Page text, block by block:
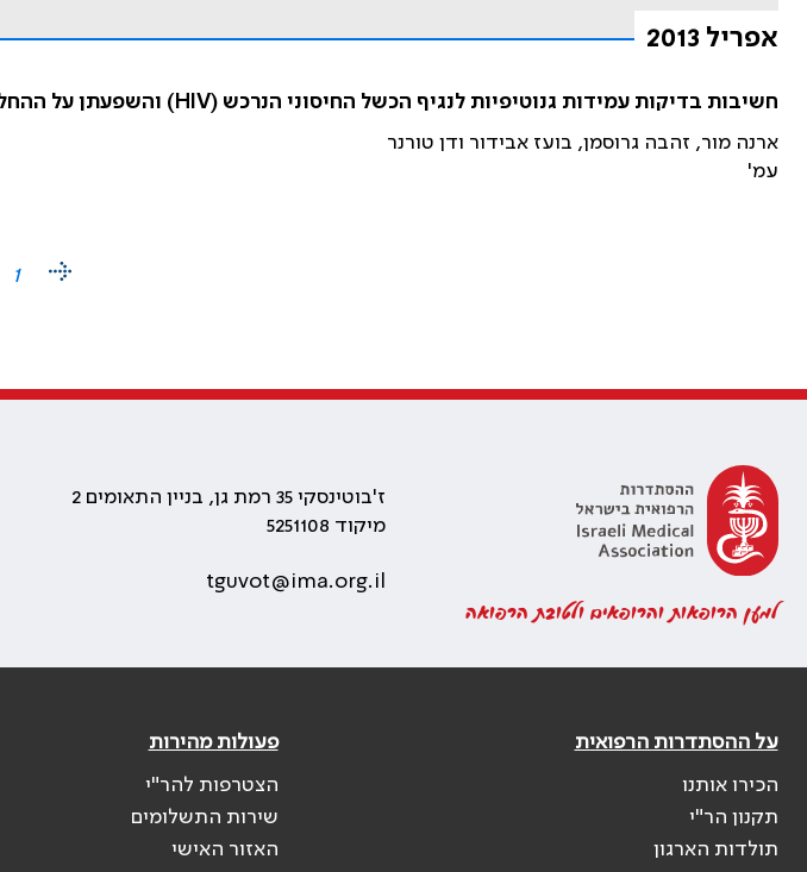
אפריל 2013
חשיבות בדיקות עמידות גנוטיפיות לנגיף הכשל החיסוני הנרכש (HIV) והשפעתן על ההחלטות הטיפוליות
ארנה מור, זהבה גרוסמן, בועז אבידור ודן טורנר
עמ'
1
למען הרופאות והרופאים ולטובת הרפואה
ז'בוטינסקי 35 רמת גן, בניין התאומים 2
מיקוד 5251108
tguvot@ima.org.il
על ההסתדרות הרפואית
הכירו אותנו
תקנון הר"י
תולדות הארגון
פעולות מהירות
הצטרפות להר"י
שירות התשלומים
האזור האישי